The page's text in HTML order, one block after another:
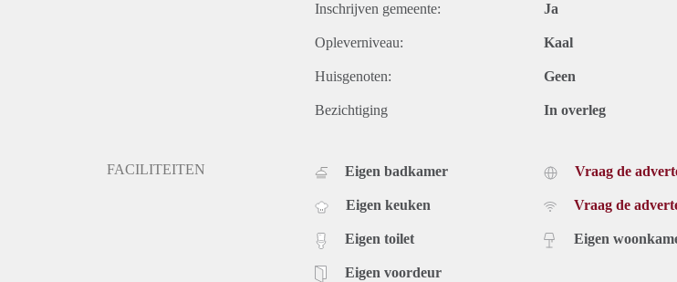
Inschrijven gemeente: Ja
Opleverniveau: Kaal
Huisgenoten: Geen
Bezichtiging In overleg
FACILITEITEN Eigen badkamer
Eigen keuken
Eigen toilet
Eigen voordeur
Vraag de
Vraag de
Eigen